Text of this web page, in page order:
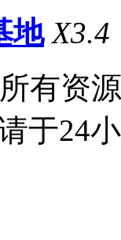
地 X3.4
有资
于24